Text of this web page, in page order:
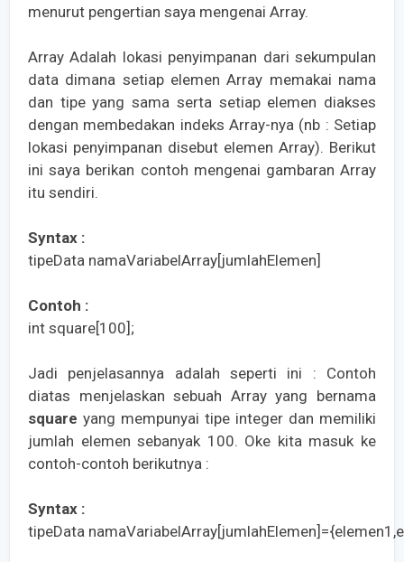
menurut pengertian saya mengenai Array.
Array Adalah lokasi penyimpanan dari sekumpulan
data dimana setiap elemen Array memakai nama
dan tipe yang sama serta setiap elemen diakses
dengan membedakan indeks Array-nya (nb : Setiap
lokasi penyimpanan disebut elemen Array). Berikut
ini saya berikan contoh mengenai gambaran Array
itu sendiri.
Syntax :
tipeData namaVariabelArray[jumlahElemen]
Contoh :
int square[100];
Jadi penjelasannya adalah seperti ini : Contoh
diatas menjelaskan sebuah Array yang bernama
square yang mempunyai tipe integer dan memiliki
jumlah elemen sebanyak 100. Oke kita masuk ke
contoh-contoh berikutnya :
Syntax :
tipeData